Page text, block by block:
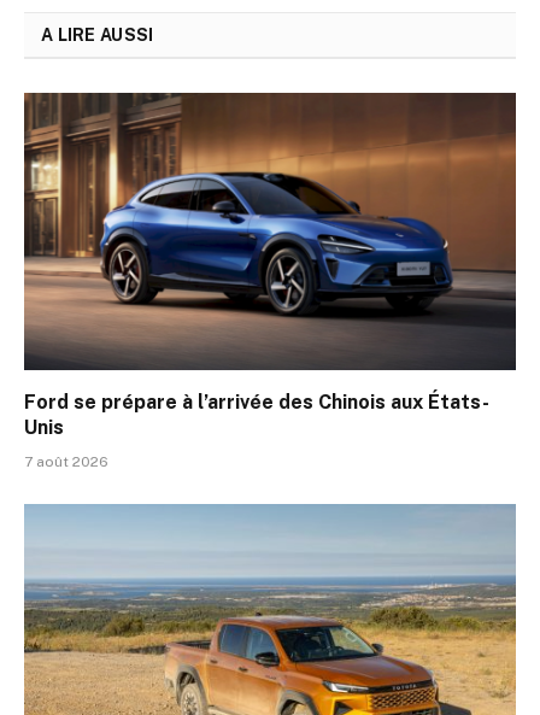
A LIRE AUSSI
Ford se prépare à l’arrivée des Chinois aux États-
Unis
7 août 2026